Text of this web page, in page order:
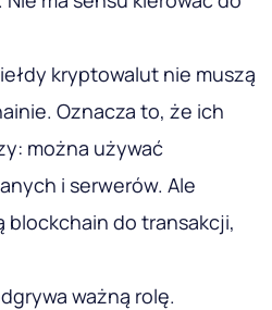
kryptowalut nie muszą
Oznacza to, że ich
można używać
i serwerów. Ale
blockchain do transakcji,
ważną rolę.